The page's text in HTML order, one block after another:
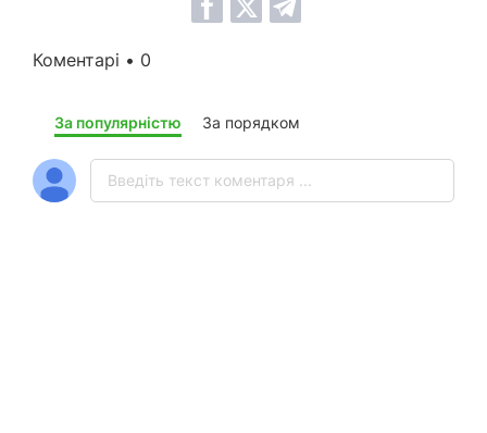
Коментарі • 0
За популярністю За порядком